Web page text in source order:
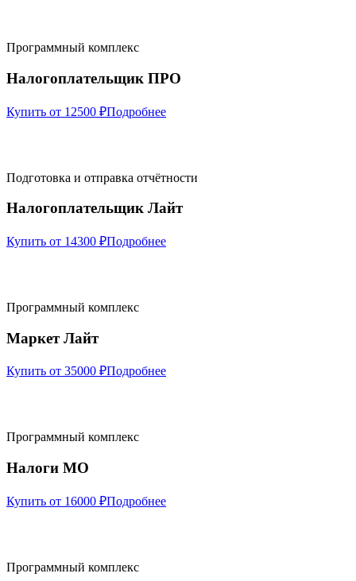
Программный комплекс
Налогоплательщик ПРО
Купить от 12500 ₽Подробнее
Подготовка и отправка отчётности
Налогоплательщик Лайт
Купить от 14300 ₽Подробнее
Программный комплекс
Маркет Лайт
Купить от 35000 ₽Подробнее
Программный комплекс
Налоги МО
Купить от 16000 ₽Подробнее
Программный комплекс